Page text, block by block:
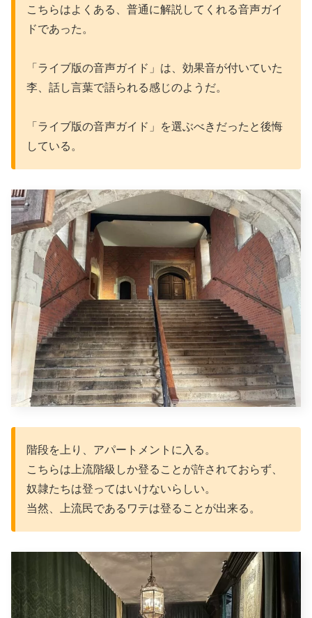
こちらはよくある、普通に解説してくれる音声ガイ
ドであった。
「ライブ版の音声ガイド」は、効果音が付いていた
李、話し言葉で語られる感じのようだ。
「ライブ版の音声ガイド」を選ぶべきだったと後悔
している。
階段を上り、アパートメントに入る。
こちらは上流階級しか登ることが許されておらず、
奴隷たちは登ってはいけないらしい。
当然、上流民であるワテは登ることが出来る。